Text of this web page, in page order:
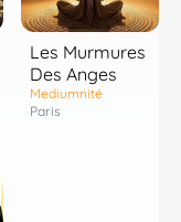
Les Murmures
Des Anges
Mediumnité
Paris